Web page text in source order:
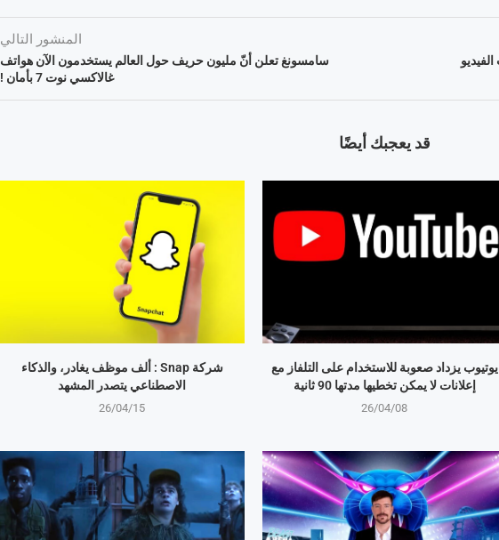
المنشور التالي
سامسونغ تعلن أنّ مليون حريف حول العالم يستخدمون الآن هواتف
غالاكسي نوت 7 بأمان !
قد يعجبك أيضًا
شركة Snap : ألف موظف يغادر، والذكاء
الاصطناعي يتصدر المشهد
26/04/15
يوتيوب يزداد صعوبة للاستخدام على التلفاز مع
إعلانات لا يمكن تخطيها مدتها 90 ثانية
26/04/08